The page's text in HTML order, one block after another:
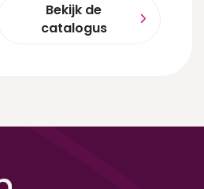
Bekijk de
catalogus